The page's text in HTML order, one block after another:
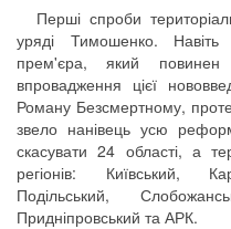
Перші спроби
уряді Тимошенко.
прем'єра, який повинен
впровадження цієї
Роману Безсмертному, проте
звело нанівець усю
скасувати 24 області, а
регіонів: Київський,
Подільський,
Придніпровський та АРК.